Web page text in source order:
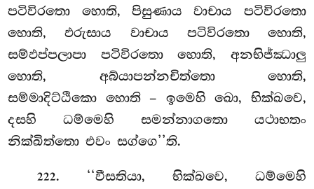
පටිවිරතො හොති, පිසුණාය වාචාය පටිවිරතො
හොති, ඵරුසාය වාචාය පටිවිරතො හොති,
සම්ඵප්පලාපා පටිවිරතො හොති, අනභිජ්ඣාලු
හොති, අබ්යාපන්නචිත්තො හොති,
සම්මාදිට්ඨිකො හොති – ඉමෙහි ඛො, භික්ඛවෙ,
දසහි ධම්මෙහි සමන්නාගතො යථාභතං
නික්ඛිත්තො එවං සග්ගෙ’’ති.
222. ‘‘වීසතියා, භික්ඛවෙ, ධම්මෙහි